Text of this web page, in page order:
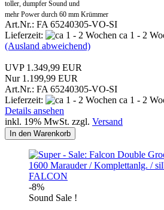
toller, dumpfer Sound und
mehr Power durch 60 mm Krümmer
Art.Nr.: FA 65240305-VO-SI
Lieferzeit:
ca 1 - 2
(Ausland abweichend)
UVP 1.349,99 EUR
Nur 1.199,99 EUR
Art.Nr.: FA 65240305-VO-SI
Lieferzeit:
ca 1 - 2
Details ansehen
inkl. 19% MwSt. zzgl. Versand
In den Warenkorb
FALCON
-8%
Sound Sale !